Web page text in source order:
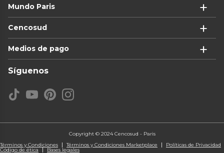
Mundo Paris
Cencosud
Medios de pago
Síguenos
Copyright © 2024 Cencosud - Paris
Términos y Condiciones
Términos y Condiciones Marketplace Políticas de Privacidad
Código de ética Bases legales